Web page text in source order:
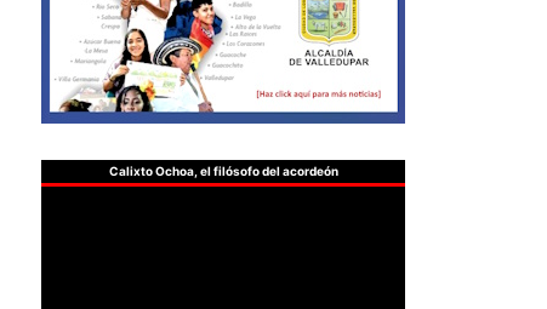
Calixto Ochoa, el filósofo del acordeón